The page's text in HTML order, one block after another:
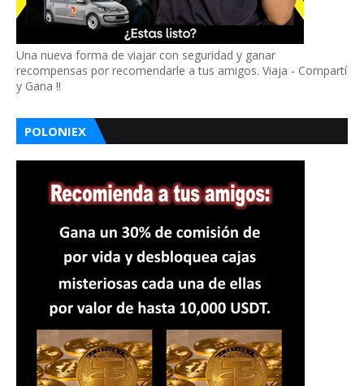
Una nueva forma de viajar con seguridad y ganar
recompensas por recomendarle a tus amigos. Viaja - Compartí
y Gana !!
POLONIEX